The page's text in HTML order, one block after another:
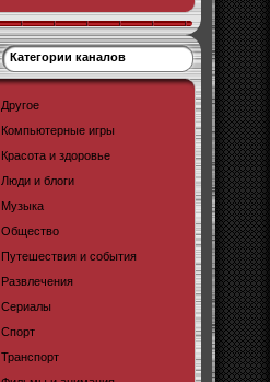
Категории каналов
Другое
Компьютерные игры
Красота и здоровье
Люди и блоги
Музыка
Общество
Путешествия и события
Развлечения
Сериалы
Спорт
Транспорт